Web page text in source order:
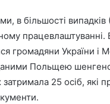
в більшості
громадяни України і
Польщею
25 осіб, які